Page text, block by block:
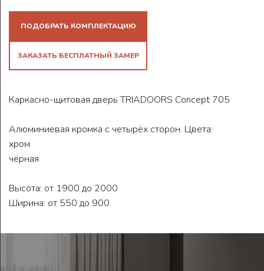
ПОДОБРАТЬ КОМПЛЕКТАЦИЮ
ЗАКАЗАТЬ БЕСПЛАТНЫЙ ЗАМЕР
Каркасно-щитовая дверь TRIADOORS Concept 705
Алюминиевая кромка с четырёх сторон. Цвета:
хром
чёрная
Высота: от 1900 до 2000
Ширина: от 550 до 900